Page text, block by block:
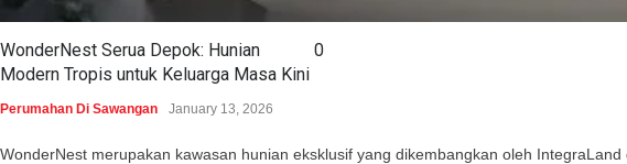
WonderNest Serua Depok: Hunian
Modern Tropis untuk Keluarga Masa Kini
0
Perumahan Di Sawangan January 13, 2026
WonderNest merupakan kawasan hunian eksklusif yang dikembangkan oleh